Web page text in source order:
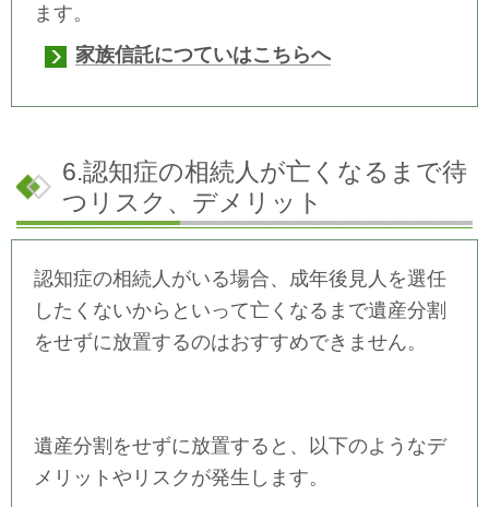
ます。
家族信託につていはこちらへ
6.認知症の相続人が亡くなるまで待
つリスク、デメリット
認知症の相続人がいる場合、成年後見人を選任
したくないからといって亡くなるまで遺産分割
をせずに放置するのはおすすめできません。
遺産分割をせずに放置すると、以下のようなデ
メリットやリスクが発生します。